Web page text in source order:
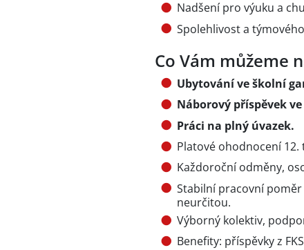
Nadšení pro výuku a
Spolehlivost a
Co Vám můžeme
Ubytování ve školní
Náborový příspěvek ve
Práci na plný úvazek.
Platové ohodnocení
Každoroční odměny,
Stabilní pracovní
neurčitou.
Výborný kolektiv,
Benefity: příspěvky z